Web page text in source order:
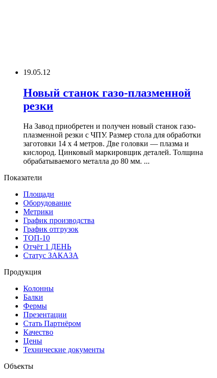
19.05.12
Новый станок газо-плазменной
резки
На Завод приобретен и получен новый станок газо-
плазменной резки с ЧПУ. Размер стола для обработки
заготовки 14 х 4 метров. Две головки — плазма и
кислород. Цинковый маркировщик деталей. Толщина
обрабатываемого металла до 80 мм. ...
Показатели
Площади
Оборудование
Метрики
График производства
График отгрузок
ТОП-10
Отчёт 1 ДЕНЬ
Статус ЗАКАЗА
Продукция
Колонны
Балки
Фермы
Презентации
Стать Партнёром
Качество
Цены
Технические документы
Объекты